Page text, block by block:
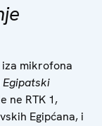
mikrofona
Egipatski
ne RTK 1,
Egipćana, i